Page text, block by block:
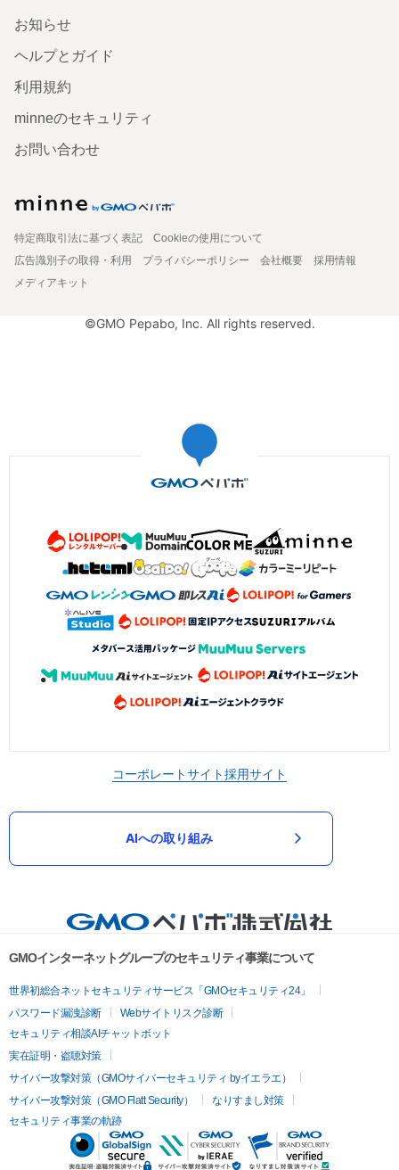
お知らせ
ヘルプとガイド
利用規約
minneのセキュリティ
お問い合わせ
特定商取引法に基づく表記
Cookieの使用について
広告識別子の取得・利用
プライバシーポリシー 会社概要
採用情報
メディアキット
©GMO Pepabo, Inc. All rights reserved.
コーポレートサイト採用サイト
AIへの取り組み
GMOインターネットグループのセキュリティ事業について
世界初総合ネットセキュリティサービス「GMOセキュリティ24」
パスワード漏洩診断
Webサイトリスク診断
セキュリティ相談AIチャットボット
実在証明・盗聴対策
サイバー攻撃対策（GMOサイバーセキュリティ byイエラエ）
サイバー攻撃対策（GMO Flatt Security）
なりすまし対策
セキュリティ事業の軌跡